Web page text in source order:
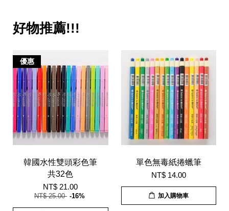
好物推薦!!!
優惠
韓國水性雙頭彩色筆
共32色
NT$ 21.00
NT$ 25.00 -16%
單色無毒紙捲蠟筆
NT$ 14.00
加入購物車